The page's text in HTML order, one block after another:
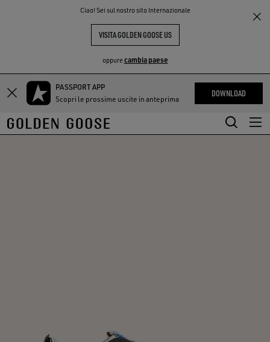
Ciao! Sei sul nostro sito Internazionale
VISITA GOLDEN GOOSE US
oppurecambia paese
Vai
contenuto
principale
Vai
contenuto
del
PASSPORT APP
Scopri le prossime uscite in anteprima
DOWNLOAD
THE
COMMUNITY